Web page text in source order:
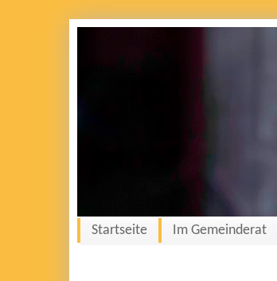
Startseite Im Gemeinderat